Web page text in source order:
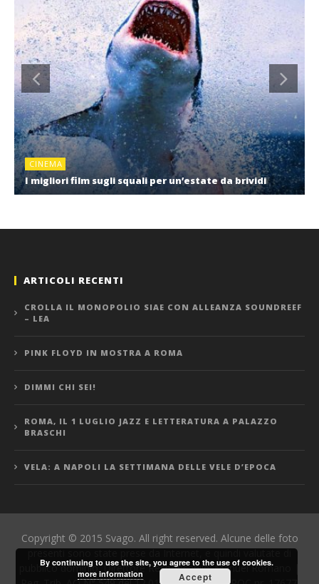
CINEMA
I migliori film sugli squali per un’estate da brividi
ARTICOLI RECENTI
CROLLA IL MONOPOLIO SIAE CON ALLEANZA SOUNDREEF
– LEA
PINK FLOYD IN MOSTRA A ROMA
DIMMI CHI SEI!
ROMA, IL 1 LUGLIO JAZZ E LETTERATURA A PALAZZO
BRASCHI
VELA: A NAPOLI LA SETTIMANA DELLE VELE D’EPOCA
Copyright © 2015 Svago. All right reserved. Alcune delle foto
presenti sono state prese da Internet, e quindi valutate di
pubblico dominio. Direttore Responsabile: Manuel Romano |
By continuing to use the site, you agree to the use of cookies.
more information
Accept